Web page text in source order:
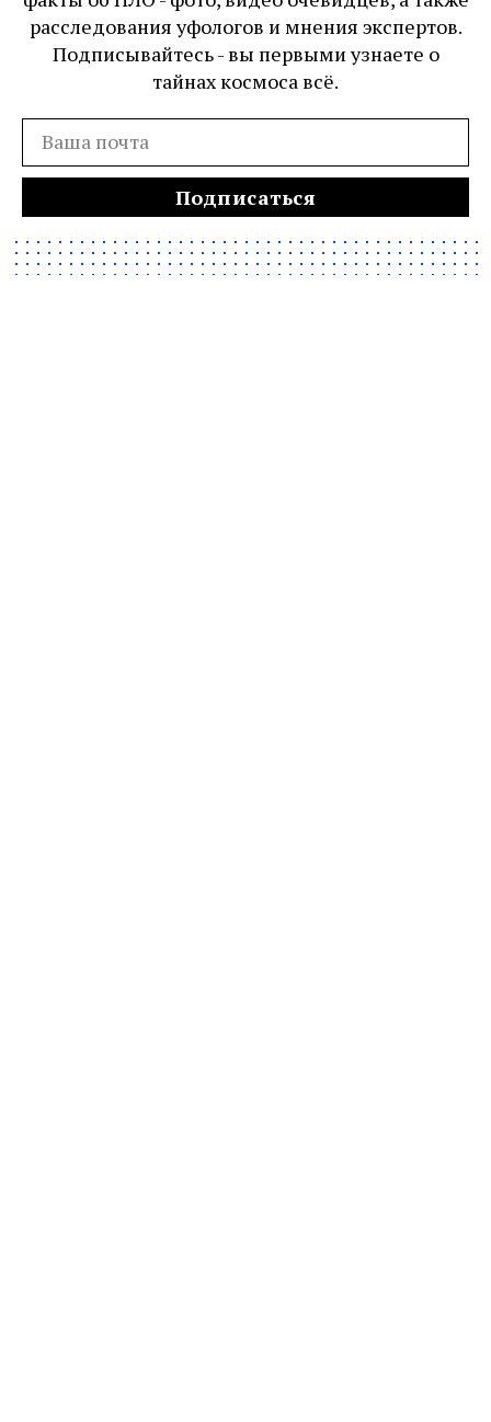
расследования уфологов и мнения экспертов.
Подписывайтесь - вы первыми узнаете о
тайнах космоса всё.
Подписаться